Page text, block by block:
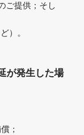
ご提供；そし
）。
が発生した場
；